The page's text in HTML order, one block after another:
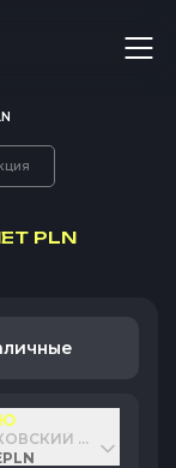
PLN
СЧЕТ PLN